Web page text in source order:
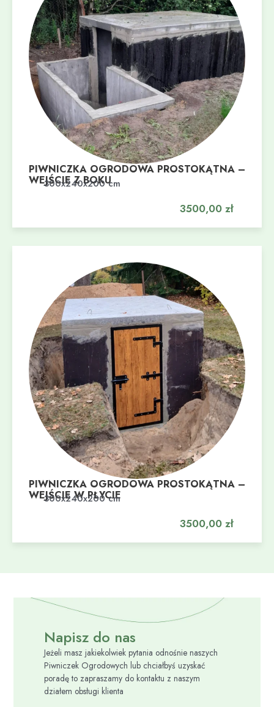
PIWNICZKA OGRODOWA PROSTOKĄTNA –
WEJŚCIE Z BOKU
300x240x200 cm
3500,00 zł
Dodaj do koszyka
PIWNICZKA OGRODOWA PROSTOKĄTNA –
WEJŚCIE W PŁYCIE
300x240x200 cm
3500,00 zł
Dodaj do koszyka
Napisz do nas
Jeżeli masz jakiekolwiek pytania odnośnie naszych
Piwniczek Ogrodowych lub chciałbyś uzyskać
poradę to zapraszamy do kontaktu z naszym
działem obsługi klienta